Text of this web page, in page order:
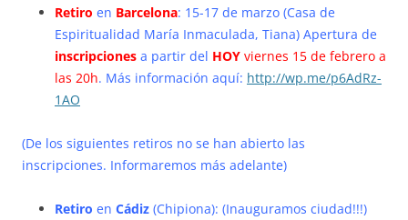
Retiro en Barcelona: 15-17 de marzo (Casa de
Espiritualidad María Inmaculada, Tiana) Apertura de
inscripciones a partir del HOY viernes 15 de febrero a
las 20h. Más información aquí: http://wp.me/p6AdRz-
1AO
(De los siguientes retiros no se han abierto las
inscripciones. Informaremos más adelante)
Retiro en Cádiz (Chipiona): (Inauguramos ciudad!!!)